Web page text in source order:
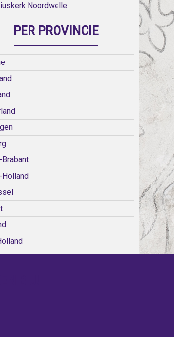
Noordwelle
PER PROVINCIE
Brabant
Holland